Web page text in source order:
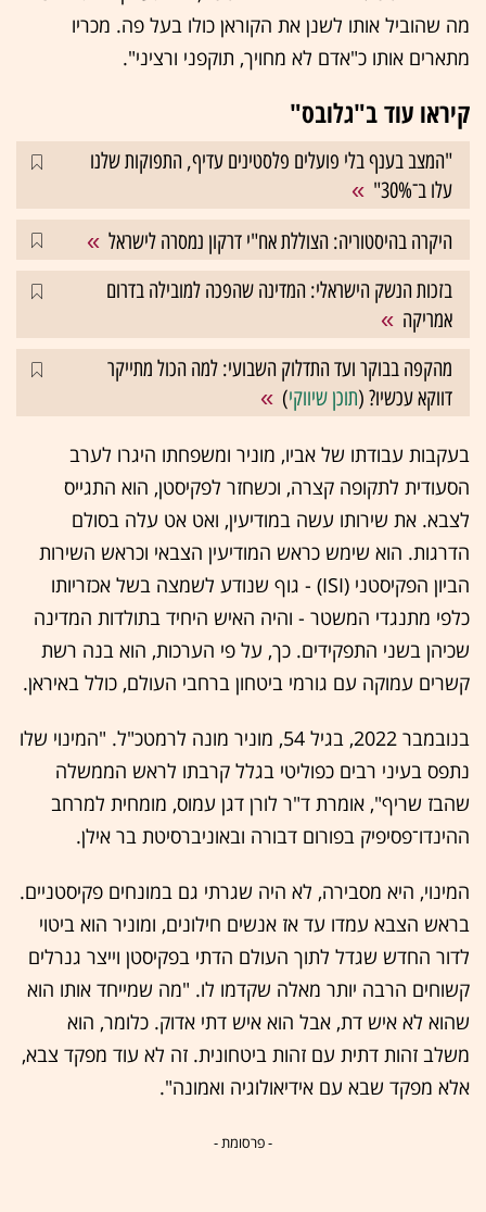
מה שהוביל אותו לשנן את הקוראן כולו בעל פה. מכריו
מתארים אותו כ"אדם לא מחויך, תוקפני ורציני".
קיראו עוד ב"גלובס"
"המצב בענף בלי פועלים פלסטינים עדיף, התפוקות שלנו
עלו ב־30%"
היקרה בהיסטוריה: הצוללת אח"י דרקון נמסרה לישראל
בזכות הנשק הישראלי: המדינה שהפכה למובילה בדרום
אמריקה
מהקפה בבוקר ועד התדלוק השבועי: למה הכול מתייקר
דווקא עכשיו? (תוכן שיווקי)
בעקבות עבודתו של אביו, מוניר ומשפחתו היגרו לערב
הסעודית לתקופה קצרה, וכשחזר לפקיסטן, הוא התגייס
לצבא. את שירותו עשה במודיעין, ואט אט עלה בסולם
הדרגות. הוא שימש כראש המודיעין הצבאי וכראש השירות
הביון הפקיסטני (ISI) - גוף שנודע לשמצה בשל אכזריותו
כלפי מתנגדי המשטר - והיה האיש היחיד בתולדות המדינה
שכיהן בשני התפקידים. כך, על פי הערכות, הוא בנה רשת
קשרים עמוקה עם גורמי ביטחון ברחבי העולם, כולל באיראן.
בנובמבר 2022, בגיל 54, מוניר מונה לרמטכ"ל. "המינוי שלו
נתפס בעיני רבים כפוליטי בגלל קרבתו לראש הממשלה
שהבז שריף", אומרת ד"ר לורן דגן עמוס, מומחית למרחב
ההינדו־פסיפיק בפורום דבורה ובאוניברסיטת בר אילן.
המינוי, היא מסבירה, לא היה שגרתי גם במונחים פקיסטניים.
בראש הצבא עמדו עד אז אנשים חילונים, ומוניר הוא ביטוי
לדור החדש שגדל לתוך העולם הדתי בפקיסטן וייצר גנרלים
קשוחים הרבה יותר מאלה שקדמו לו. "מה שמייחד אותו הוא
שהוא לא איש דת, אבל הוא איש דתי אדוק. כלומר, הוא
משלב זהות דתית עם זהות ביטחונית. זה לא עוד מפקד צבא,
אלא מפקד שבא עם אידיאולוגיה ואמונה".
- פרסומת -